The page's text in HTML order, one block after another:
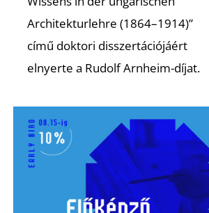
Architekturlehre (1864–1914)”
című doktori disszertációjáért
elnyerte a Rudolf Arnheim-díjat.